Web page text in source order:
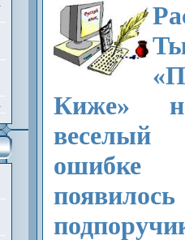
Киже»